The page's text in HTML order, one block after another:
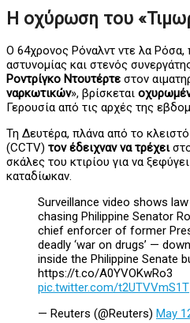
Η οχύρωση του
Ο 64χρονος Ρόναλντ ντε λα
αστυνομίας και στενός
Ροντρίγκο Ντουτέρτε στον
ναρκωτικών», βρίσκεται
Γερουσία από τις αρχές της
Τη Δευτέρα, πλάνα από το
(CCTV) τον έδειχναν να τρέχει
σκάλες του κτιρίου για να
καταδίωκαν.
Surveillance video shows
chasing Philippine Senator
chief enforcer of former
deadly ‘war on drugs’ —
inside the Philippine Senate
https://t.co/A0YVOKwRo3
pic.twitter.com/t2UTVVmS1T
— Reuters (@Reuters) May